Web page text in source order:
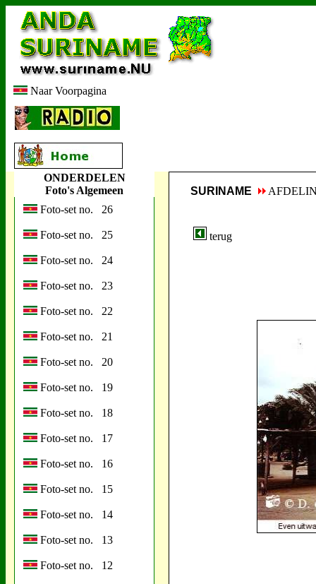
Naar Voorpagina
ONDERDELEN
Foto's Algemeen
Foto-set no. 26
Foto-set no. 25
Foto-set no. 24
Foto-set no. 23
Foto-set no. 22
Foto-set no. 21
Foto-set no. 20
Foto-set no. 19
Foto-set no. 18
Foto-set no. 17
Foto-set no. 16
Foto-set no. 15
Foto-set no. 14
Foto-set no. 13
Foto-set no. 12
SURINAME
terug